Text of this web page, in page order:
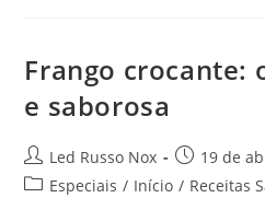
Frango crocante:
e saborosa
Led Russo Nox
19 de
Especiais / Início / Receitas